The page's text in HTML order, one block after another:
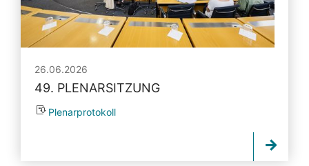
26.06.2026
49. PLENARSITZUNG
Plenarprotokoll